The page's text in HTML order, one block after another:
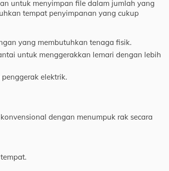
untuk menyimpan file dalam jumlah yang
tempat penyimpanan yang cukup
yang membutuhkan tenaga fisik.
untuk menggerakkan lemari dengan lebih
elektrik.
dengan menumpuk rak secara